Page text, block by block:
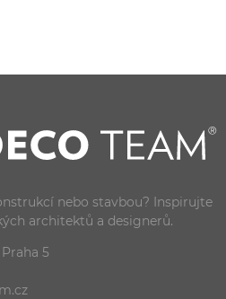
nebo stavbou? Inspirujte
architektů a designerů.
5